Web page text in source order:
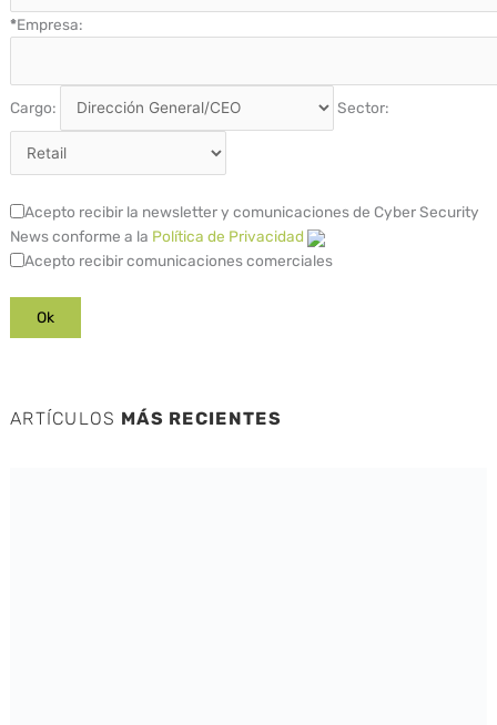
*Empresa:
Cargo: Sector:
Acepto recibir la newsletter y comunicaciones de Cyber Security
News conforme a la Política de Privacidad
Acepto recibir comunicaciones comerciales
ARTÍCULOS MÁS RECIENTES